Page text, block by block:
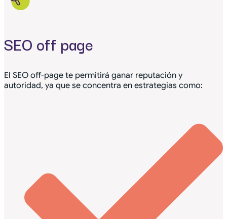
SEO off page
El SEO off-page te permitirá ganar reputación y
autoridad, ya que se concentra en estrategias como: